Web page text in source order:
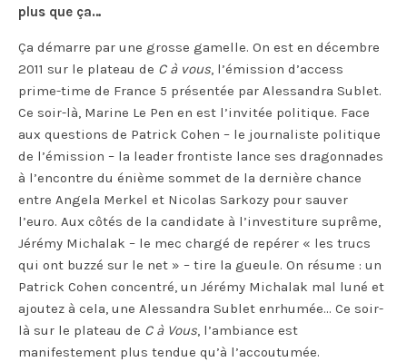
plus que ça…
Ça démarre par une grosse gamelle. On est en décembre
2011 sur le plateau de C à vous, l’émission d’access
prime-time de France 5 présentée par Alessandra Sublet.
Ce soir-là, Marine Le Pen en est l’invitée politique. Face
aux questions de Patrick Cohen – le journaliste politique
de l’émission – la leader frontiste lance ses dragonnades
à l’encontre du énième sommet de la dernière chance
entre Angela Merkel et Nicolas Sarkozy pour sauver
l’euro. Aux côtés de la candidate à l’investiture suprême,
Jérémy Michalak – le mec chargé de repérer « les trucs
qui ont buzzé sur le net » – tire la gueule. On résume : un
Patrick Cohen concentré, un Jérémy Michalak mal luné et
ajoutez à cela, une Alessandra Sublet enrhumée… Ce soir-
là sur le plateau de C à Vous, l’ambiance est
manifestement plus tendue qu’à l’accoutumée.